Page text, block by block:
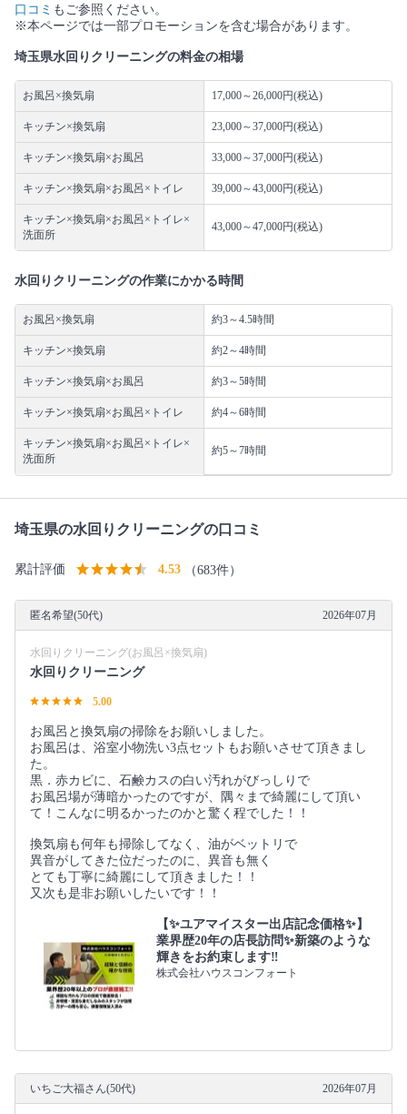
口コミ もご参照ください。
※本ページでは一部プロモーションを含む場合があります。
埼玉県水回りクリーニングの料金の相場
お風呂×換気扇 17,000～26,000円(税込)
キッチン×換気扇 23,000～37,000円(税込)
キッチン×換気扇×お風呂 33,000～37,000円(税込)
キッチン×換気扇×お風呂×トイレ 39,000～43,000円(税込)
キッチン×換気扇×お風呂×トイレ×
洗面所
43,000～47,000円(税込)
水回りクリーニングの作業にかかる時間
お風呂×換気扇 約3～4.5時間
キッチン×換気扇 約2～4時間
キッチン×換気扇×お風呂 約3～5時間
キッチン×換気扇×お風呂×トイレ 約4～6時間
キッチン×換気扇×お風呂×トイレ×
洗面所
約5～7時間
埼玉県の水回りクリーニングの口コミ
累計評価 4.53 （683件）
匿名希望(50代) 2026年07月
水回りクリーニング(お風呂×換気扇)
水回りクリーニング
5.00
お風呂と換気扇の掃除をお願いしました。
お風呂は、浴室小物洗い3点セットもお願いさせて頂きまし
た。
黒．赤カビに、石鹸カスの白い汚れがびっしりで
お風呂場が薄暗かったのですが、隅々まで綺麗にして頂い
て！こんなに明るかったのかと驚く程でした！！
換気扇も何年も掃除してなく、油がベットリで
異音がしてきた位だったのに、異音も無く
とても丁寧に綺麗にして頂きました！！
又次も是非お願いしたいです！！
【✨ユアマイスター出店記念価格✨】
業界歴20年の店長訪問✨新築のような
輝きをお約束します‼️
株式会社ハウスコンフォート
いちご大福さん(50代) 2026年07月